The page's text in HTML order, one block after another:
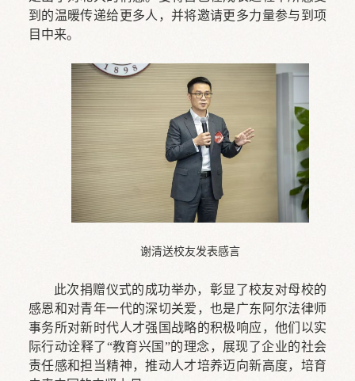
到的温暖传递给更多人，并将邀请更多力量参与到项
目中来。
谢清送校友发表感言
此次捐赠仪式的成功举办，彰显了校友对母校的
感恩和对青年一代的深切关爱，也是广东阿尔法律师
事务所对新时代人才强国战略的积极响应，他们以实
际行动诠释了“教育兴国”的理念，展现了企业的社会
责任感和担当精神，推动人才培养迈向新高度，培育